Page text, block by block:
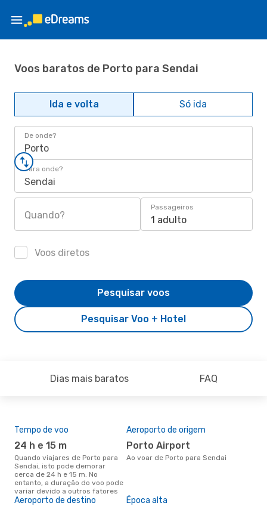
Voos baratos de Porto para Sendai
Ida e volta Só ida
De onde?
Porto
Para onde?
Sendai
Quando?
Passageiros
1 adulto
Voos diretos
Pesquisar Voo + Hotel
Pesquisar voos
Dias mais baratos FAQ
Tempo de voo
24 h e 15 m
Quando viajares de Porto para
Sendai, isto pode demorar
cerca de 24 h e 15 m. No
entanto, a duração do voo pode
variar devido a outros fatores
Aeroporto de origem
Porto Airport
Ao voar de Porto para Sendai
Aeroporto de destino Época alta